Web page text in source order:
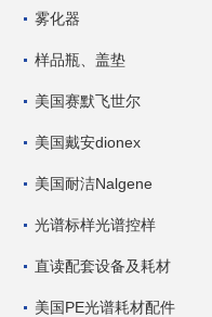
雾化器
样品瓶、盖垫
美国赛默飞世尔
美国戴安dionex
美国耐洁Nalgene
光谱标样光谱控样
直读配套设备及耗材
美国PE光谱耗材配件